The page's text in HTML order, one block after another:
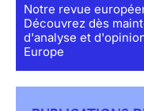
Notre revue
Découvrez dès
d'analyse et
Europe